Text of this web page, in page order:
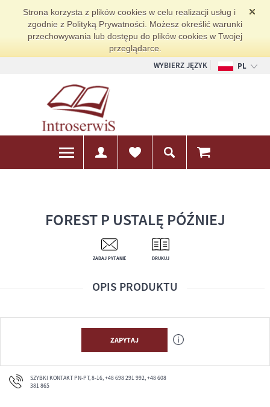
Strona korzysta z plików cookies w celu realizacji usług i
zgodnie z Polityką Prywatności. Możesz określić warunki
przechowywania lub dostępu do plików cookies w Twojej
przeglądarce.
WYBIERZ JĘZYK
PL
FOREST P USTALĘ PÓŹNIEJ
ZADAJ PYTANIE DRUKUJ
OPIS PRODUKTU
ZAPYTAJ
SZYBKI KONTAKT PN-PT, 8-16, +48 698 291 992, +48 608
381 865